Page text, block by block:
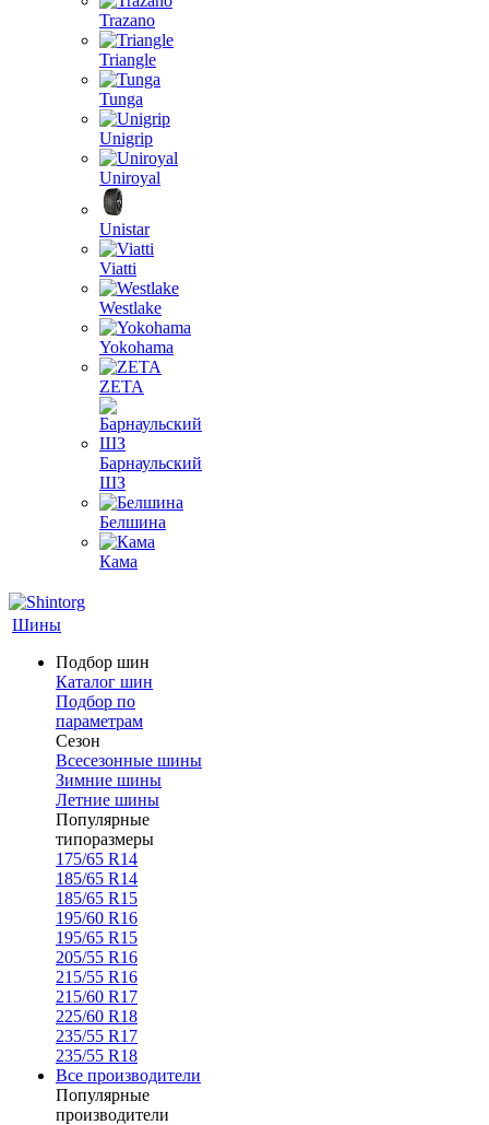
Trazano
Triangle
Tunga
Unigrip
Uniroyal
Unistar
Viatti
Westlake
Yokohama
ZETA
Барнаульский
ШЗ
Белшина
Кама
Шины
Подбор шин
Каталог шин
Подбор по
параметрам
Сезон
Всесезонные шины
Зимние шины
Летние шины
Популярные
типоразмеры
175/65 R14
185/65 R14
185/65 R15
195/60 R16
195/65 R15
205/55 R16
215/55 R16
215/60 R17
225/60 R18
235/55 R17
235/55 R18
Все производители
Популярные
производители